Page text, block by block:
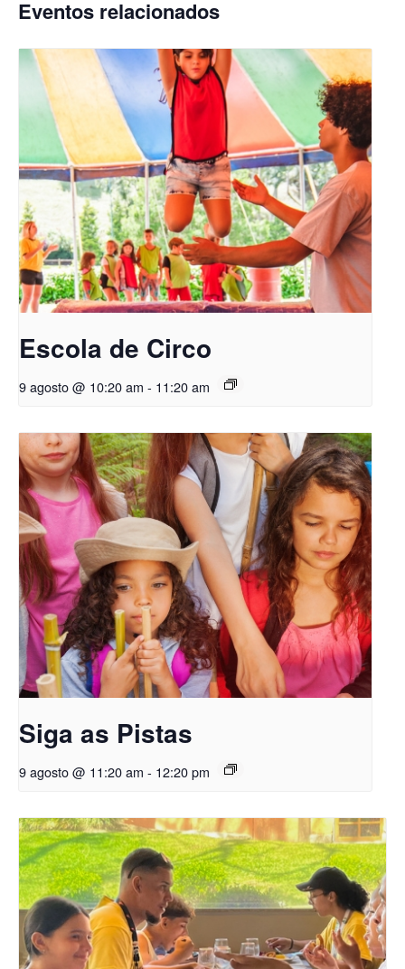
Eventos relacionados
Escola de Circo
9 agosto @ 10:20 am - 11:20 am
Siga as Pistas
9 agosto @ 11:20 am - 12:20 pm